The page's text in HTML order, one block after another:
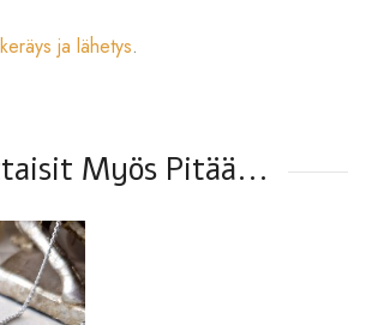
ja lähetys.
Myös Pitää...